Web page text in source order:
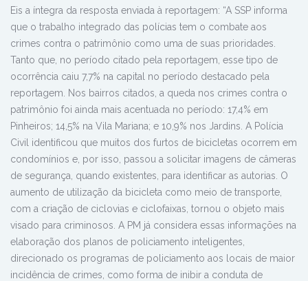
Eis a íntegra da resposta enviada à reportagem: “A SSP informa
que o trabalho integrado das polícias tem o combate aos
crimes contra o patrimônio como uma de suas prioridades.
Tanto que, no período citado pela reportagem, esse tipo de
ocorrência caiu 7,7% na capital no período destacado pela
reportagem. Nos bairros citados, a queda nos crimes contra o
patrimônio foi ainda mais acentuada no período: 17,4% em
Pinheiros; 14,5% na Vila Mariana; e 10,9% nos Jardins. A Polícia
Civil identificou que muitos dos furtos de bicicletas ocorrem em
condomínios e, por isso, passou a solicitar imagens de câmeras
de segurança, quando existentes, para identificar as autorias. O
aumento de utilização da bicicleta como meio de transporte,
com a criação de ciclovias e ciclofaixas, tornou o objeto mais
visado para criminosos. A PM já considera essas informações na
elaboração dos planos de policiamento inteligentes,
direcionado os programas de policiamento aos locais de maior
incidência de crimes, como forma de inibir a conduta de